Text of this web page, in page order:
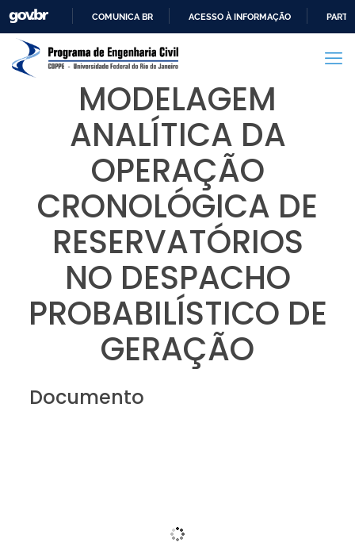
PARA
CONTEÚDO
COMUNICA BR ACESSO À INFORMAÇÃO
MODELAGEM
ANALÍTICA DA
OPERAÇÃO
CRONOLÓGICA DE
RESERVATÓRIOS
NO DESPACHO
PROBABILÍSTICO DE
GERAÇÃO
Documento